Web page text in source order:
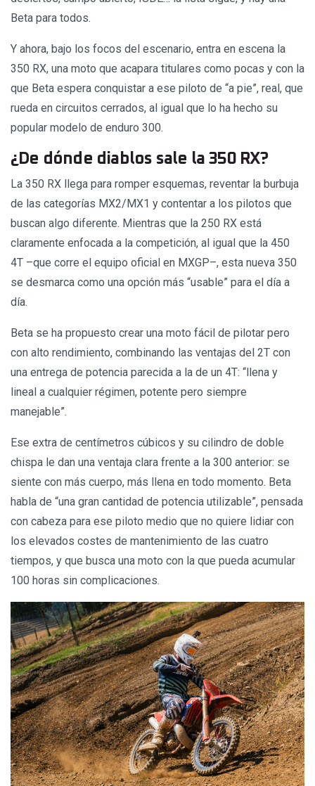
Beta para todos.
Y ahora, bajo los focos del escenario, entra en escena la
350 RX, una moto que acapara titulares como pocas y con la
que Beta espera conquistar a ese piloto de “a pie”, real, que
rueda en circuitos cerrados, al igual que lo ha hecho su
popular modelo de enduro 300.
¿De dónde diablos sale la 350 RX?
La 350 RX llega para romper esquemas, reventar la burbuja
de las categorías MX2/MX1 y contentar a los pilotos que
buscan algo diferente. Mientras que la 250 RX está
claramente enfocada a la competición, al igual que la 450
4T –que corre el equipo oficial en MXGP–, esta nueva 350
se desmarca como una opción más “usable” para el día a
día.
Beta se ha propuesto crear una moto fácil de pilotar pero
con alto rendimiento, combinando las ventajas del 2T con
una entrega de potencia parecida a la de un 4T: “llena y
lineal a cualquier régimen, potente pero siempre
manejable”.
Ese extra de centímetros cúbicos y su cilindro de doble
chispa le dan una ventaja clara frente a la 300 anterior: se
siente con más cuerpo, más llena en todo momento. Beta
habla de “una gran cantidad de potencia utilizable”, pensada
con cabeza para ese piloto medio que no quiere lidiar con
los elevados costes de mantenimiento de las cuatro
tiempos, y que busca una moto con la que pueda acumular
100 horas sin complicaciones.